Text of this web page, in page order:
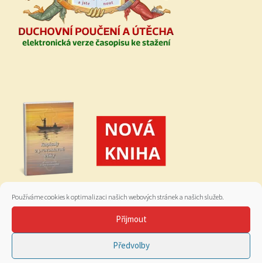
Používáme cookies k optimalizaci našich webových stránek a našich služeb.
Přijmout
Předvolby